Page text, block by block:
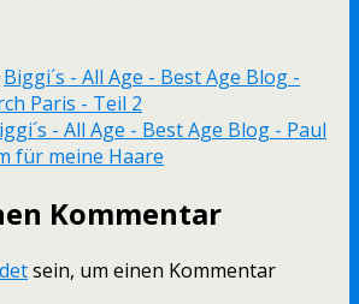
Biggi´s - All Age - Best Age Blog -
Paris - Teil 2
- All Age - Best Age Blog - Paul
für meine Haare
Kommentar
sein, um einen Kommentar